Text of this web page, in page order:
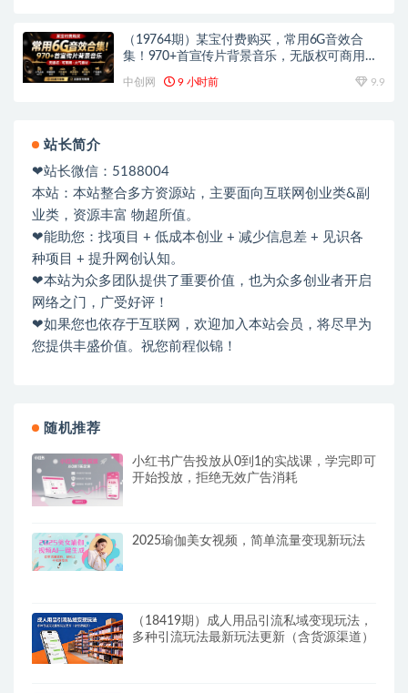
（19764期）某宝付费购买，常用6G音效合
集！970+首宣传片背景音乐，无版权可商用大
中创网 9 小时前 9.9
站长简介
❤站长微信：5188004
本站：本站整合多方资源站，主要面向互联网创业类&副
业类，资源丰富 物超所值。
❤能助您：找项目 + 低成本创业 + 减少信息差 + 见识各
种项目 + 提升网创认知。
❤本站为众多团队提供了重要价值，也为众多创业者开启
网络之门，广受好评！
❤如果您也依存于互联网，欢迎加入本站会员，将尽早为
您提供丰盛价值。祝您前程似锦！
随机推荐
小红书广告投放从0到1的实战课，学完即可
开始投放，拒绝无效广告消耗
2025瑜伽美女视频，简单流量变现新玩法
（18419期）成人用品引流私域变现玩法，
多种引流玩法最新玩法更新（含货源渠道）